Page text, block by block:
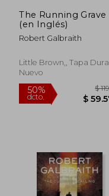
The Running Grave
(en Inglés)
Robert Galbraith
Little Brown,, Tapa Dura,
Nuevo